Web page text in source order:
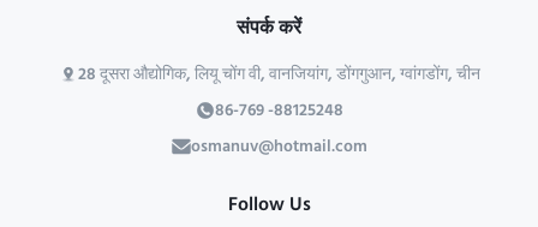
संपर्क करें
28 दूसरा औद्योगिक, लियू चोंग वी, वानजियांग, डोंगगुआन, ग्वांगडोंग, चीन
86-769 -88125248
osmanuv@hotmail.com
Follow Us